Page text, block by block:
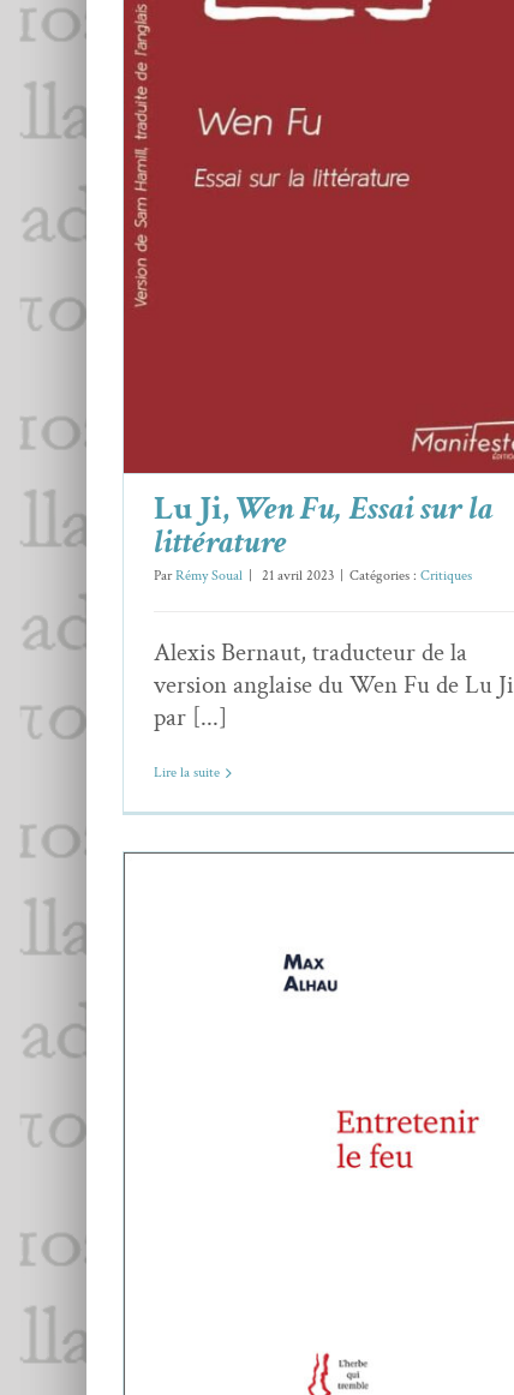
Lu Ji,Wen Fu, Essai sur la littérature
Critiques
Lu Ji,Wen Fu, Essai sur la
littérature
ParRémy Soual 21 avril 2023 Catégories : Critiques
Alexis Bernaut, traducteur de la
version anglaise du Wen Fu de Lu Ji
par [...]
Lire la suite
Entretenir le feu